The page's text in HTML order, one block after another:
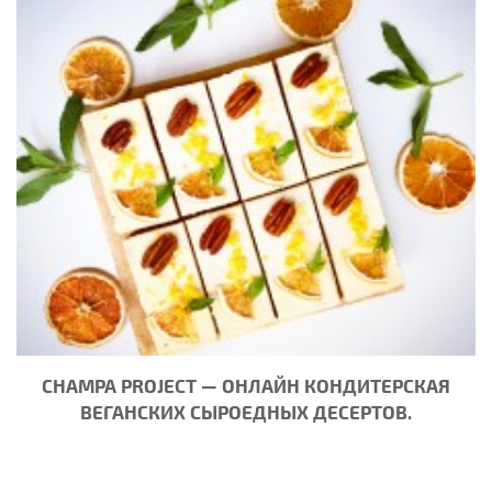
CHAMPA PROJECT — ОНЛАЙН КОНДИТЕРСКАЯ
ВЕГАНСКИХ СЫРОЕДНЫХ ДЕСЕРТОВ.